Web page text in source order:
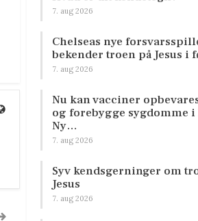
7. aug 2026
Chelseas nye
bekender troen på Jesus i
7. aug 2026
Nu kan vacciner
og forebygge sygdomme i
Ny…
7. aug 2026
Syv kendsgerninger om
Jesus
7. aug 2026